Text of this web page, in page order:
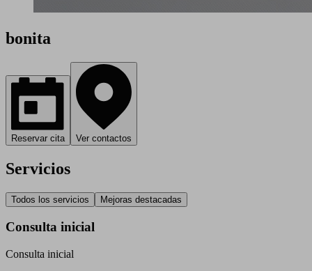
bonita
Reservar cita Ver contactos
Servicios
Todos los servicios Mejoras destacadas
Consulta inicial
Consulta inicial